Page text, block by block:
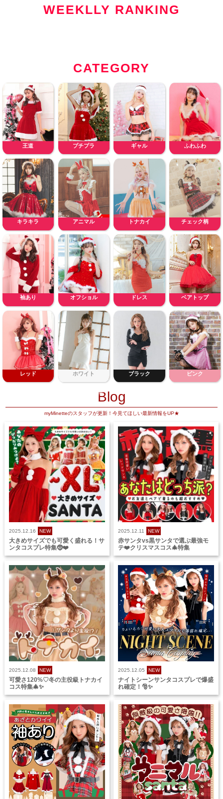
WEEKLLY RANKING
CATEGORY
王道 プチプラ ギャル ふわふわ
キラキラ アニマル トナカイ チェック柄
袖あり オフショル ドレス ベアトップ
レッド ホワイト ブラック ピンク
Blog
myMinetteのスタッフが更新！今見てほしい最新情報をUP★
2025.12.16 NEW
大きめサイズでも可愛く盛れる！サ
ンタコスプレ特集🤶❤️
2025.12.11 NEW
赤サンタvs黒サンタで選ぶ最強モ
テ❤️クリスマスコス🎄特集
2025.12.08 NEW
可愛さ120%♡冬の主役級トナカイ
コス特集🎄✨
2025.12.05 NEW
ナイトシーンサンタコスプレで爆盛
れ確定！🎅✨